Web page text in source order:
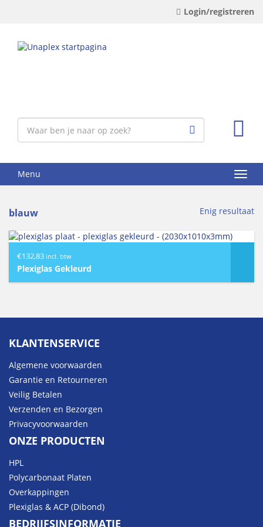
Login/registreren
Menu
blauw Enig resultaat
€132,83 incl. btw
Plexiglas Gekleurd
KLANTENSERVICE
Algemene voorwaarden
Garantie en Retourneren
Veilig Betalen
Verzenden en Bezorgen
Privacyvoorwaarden
ONZE PRODUCTEN
HPL
Polycarbonaat Platen
Overkappingen
Plexiglas & ACP (Dibond)
BEDRIJFSINFORMATIE